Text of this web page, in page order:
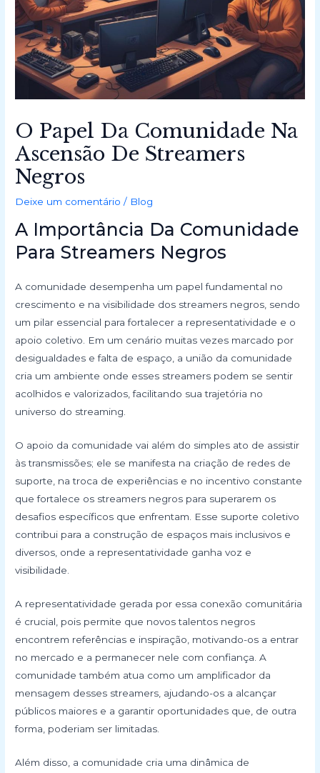
O Papel Da Comunidade Na
Ascensão De Streamers
Negros
Deixe um comentário / Blog
A Importância Da Comunidade
Para Streamers Negros
A comunidade desempenha um papel fundamental no
crescimento e na visibilidade dos streamers negros, sendo
um pilar essencial para fortalecer a representatividade e o
apoio coletivo. Em um cenário muitas vezes marcado por
desigualdades e falta de espaço, a união da comunidade
cria um ambiente onde esses streamers podem se sentir
acolhidos e valorizados, facilitando sua trajetória no
universo do streaming.
O apoio da comunidade vai além do simples ato de assistir
às transmissões; ele se manifesta na criação de redes de
suporte, na troca de experiências e no incentivo constante
que fortalece os streamers negros para superarem os
desafios específicos que enfrentam. Esse suporte coletivo
contribui para a construção de espaços mais inclusivos e
diversos, onde a representatividade ganha voz e
visibilidade.
A representatividade gerada por essa conexão comunitária
é crucial, pois permite que novos talentos negros
encontrem referências e inspiração, motivando-os a entrar
no mercado e a permanecer nele com confiança. A
comunidade também atua como um amplificador da
mensagem desses streamers, ajudando-os a alcançar
públicos maiores e a garantir oportunidades que, de outra
forma, poderiam ser limitadas.
Além disso, a comunidade cria uma dinâmica de